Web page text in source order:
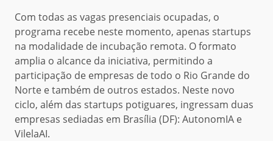
Com todas as vagas presenciais ocupadas, o
programa recebe neste momento, apenas startups
na modalidade de incubação remota. O formato
amplia o alcance da iniciativa, permitindo a
participação de empresas de todo o Rio Grande do
Norte e também de outros estados. Neste novo
ciclo, além das startups potiguares, ingressam duas
empresas sediadas em Brasília (DF): AutonomIA e
VilelaAI.